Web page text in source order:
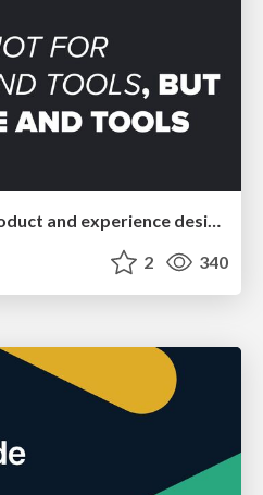
Ethics towards AI in product and experience design
2 340